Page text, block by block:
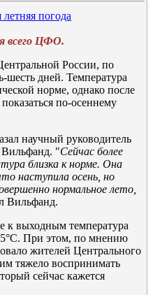
погода
всего ЦФО.
России, по
дней. Температура
норме, однако после
по-осеннему
научный руководитель
Вильфанд. "Сейчас более
близка к норме. Она
наступила осень, но
нормальное лето,
Вильфанд.
к выходным температура
При этом, по мнению
жителей Центрального
тяжело воспринимать
сейчас кажется